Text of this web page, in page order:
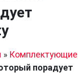
» Комплектующие
порадует